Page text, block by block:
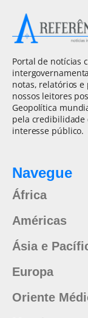
Portal de notícias
notas, relatórios
nossos leitores
Geopolítica
pela credibilidade
interesse público.
Navegue
África
Américas
Ásia e
Europa
Oriente